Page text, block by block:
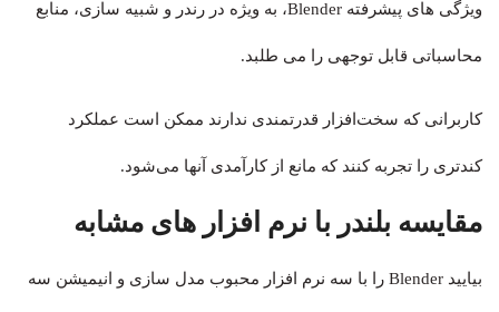
ویژگی های پیشرفته Blender، به ویژه در رندر و شبیه سازی، منابع
محاسباتی قابل توجهی را می طلبد.
کاربرانی که سخت‌افزار قدرتمندی ندارند ممکن است عملکرد
کندتری را تجربه کنند که مانع از کارآمدی آنها می‌شود.
مقایسه بلندر با نرم افزار های مشابه
بیایید Blender را با سه نرم افزار محبوب مدل سازی و انیمیشن سه